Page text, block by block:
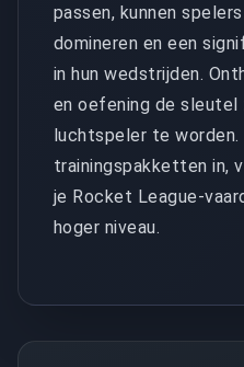
passen, kunnen
domineren en een
in hun wedstrijden.
en oefening de sleutel
luchtspeler te worden.
trainingspakketten in,
je Rocket League-
hoger niveau.